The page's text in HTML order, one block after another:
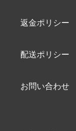
返金ポリシー
配送ポリシー
お問い合わせ